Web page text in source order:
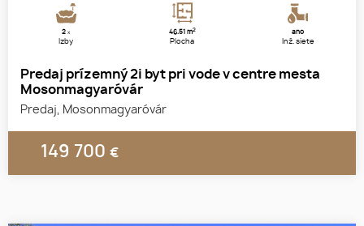
2x
Izby
46.51 m2
Plocha
áno
Inž. siete
Predaj prízemný 2i byt pri vode v centre mesta
Mosonmagyaróvár
Predaj, Mosonmagyaróvár
149 700 €